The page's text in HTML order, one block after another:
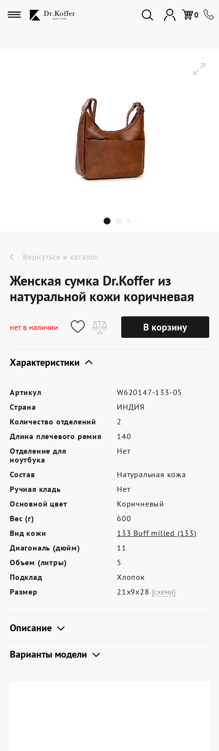
0
Избранное
Мужская коллекция
Женская коллекция
Подарки и сувениры
Dr.Koffer Outlet
Новинки
Акции
О компании
Оферта
Сертификат Dr.Koffer
Где купить
Партнерам
Контакты
Программа лояльности
Политика обработки персональных
данных
Вернуться в каталог
Женская сумка Dr.Koffer из
натуральной кожи коричневая
нет в наличии В корзину
Характеристики
Артикул
W620147-133-05
Страна
ИНДИЯ
Количество отделений
2
Длина плечевого ремня
140
Отделение для
ноутбука
Нет
Состав
Натуральная кожа
Ручная кладь
Нет
Основной цвет
Коричневый
Вес (г)
600
Вид кожи
133 Buff milled (133)
Диагональ (дюйм)
11
Объем (литры)
5
Подклад
Хлопок
Размер
21х9х28 (схема)
Описание
Варианты модели